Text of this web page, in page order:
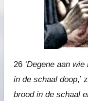
26 ‘Degene aan
in de schaal doop,’
brood in de schaal